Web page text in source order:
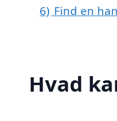
6) Find en
Hvad